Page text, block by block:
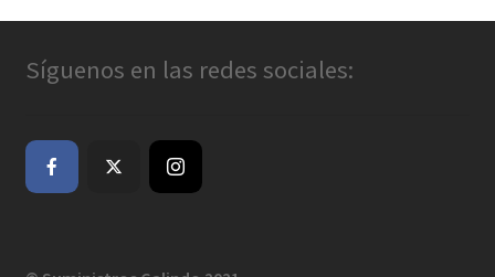
Síguenos en las redes sociales: